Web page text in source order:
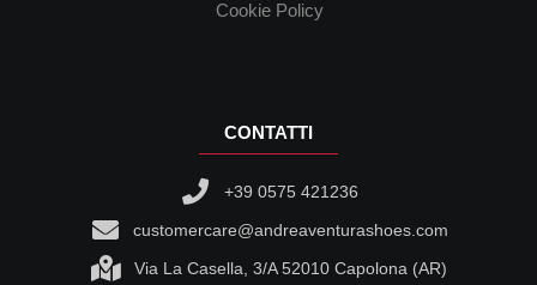
Cookie Policy
CONTATTI
+39 0575 421236
customercare@andreaventurashoes.com
Via La Casella, 3/A 52010 Capolona (AR)